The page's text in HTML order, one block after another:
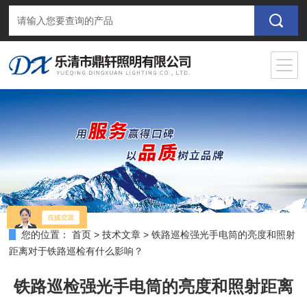
您的位置： 首页 >技术文章 >铁路巡检强光手电筒的亮度和照射
距离对于铁路巡检有什么影响？
铁路巡检强光手电筒的亮度和照射距离